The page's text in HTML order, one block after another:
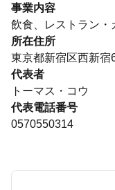
事業内容
飲食、レストラン・
所在住所
東京都新宿区西新宿
代表者
トーマス・コウ
代表電話番号
0570550314